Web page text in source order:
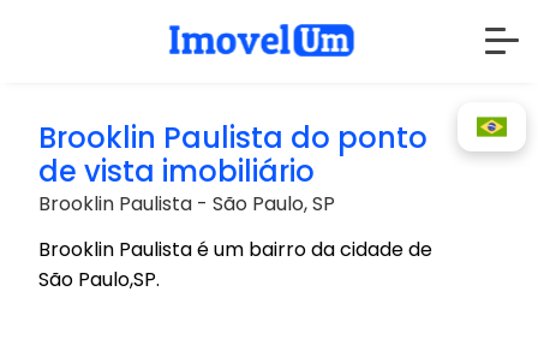
Brooklin Paulista do ponto
de vista imobiliário
Brooklin Paulista - São Paulo, SP
Brooklin Paulista é um bairro da cidade de
São Paulo,SP.